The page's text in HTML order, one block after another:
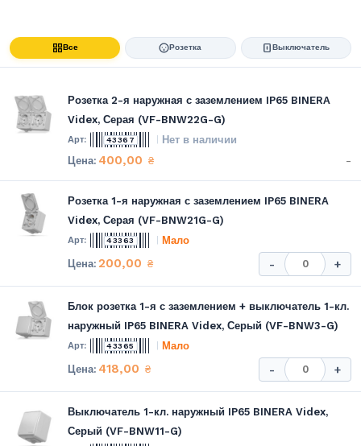
Все Розетка Выключатель
Розетка 2-я наружная с заземлением IP65 BINERA
Videx, Серая (VF-BNW22G-G)
43367 Нет в наличии
400,00 ₴ -
Розетка 1-я наружная с заземлением IP65 BINERA
Videx, Серая (VF-BNW21G-G)
43363 Мало
200,00 ₴ - +
Блок розетка 1-я с заземлением + выключатель 1-кл.
наружный IP65 BINERA Videx, Серый (VF-BNW3-G)
43365 Мало
418,00 ₴ - +
Выключатель 1-кл. наружный IP65 BINERA Videx,
Серый (VF-BNW11-G)